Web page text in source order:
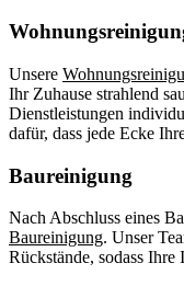
Unsere
Ihr Zuhause strahlend
Dienstleistungen
dafür, dass jede Ecke
Baureinigung
Nach Abschluss eines
Baureinigung. Unser
Rückstände, sodass